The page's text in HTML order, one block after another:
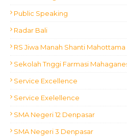
Public Speaking
Radar Bali
RS Jiwa Manah Shanti
Sekolah Tnggi Farmasi
Service Excellence
Service Exelellence
SMA Negeri 12 Denpasar
SMA Negeri 3 Denpasar